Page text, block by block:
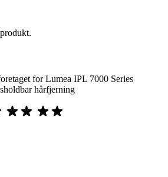
for Lumea IPL 7000 Series
hårfjerning